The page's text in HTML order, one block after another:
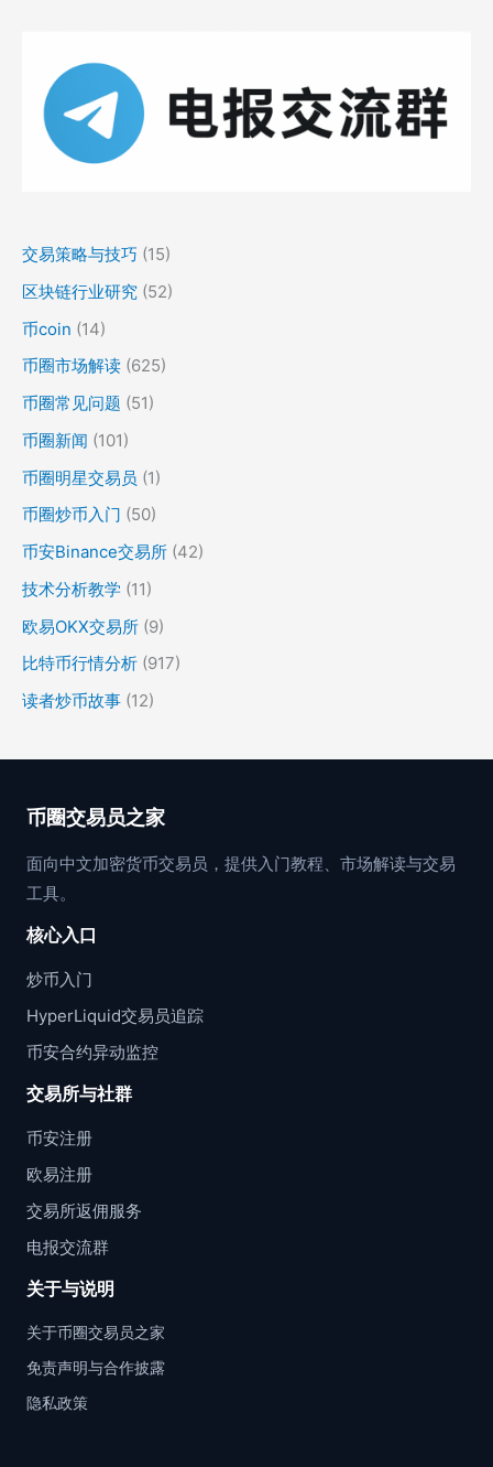
交易策略与技巧 (15)
区块链行业研究 (52)
币coin (14)
币圈市场解读 (625)
币圈常见问题 (51)
币圈新闻 (101)
币圈明星交易员 (1)
币圈炒币入门 (50)
币安Binance交易所 (42)
技术分析教学 (11)
欧易OKX交易所 (9)
比特币行情分析 (917)
读者炒币故事 (12)
币圈交易员之家
面向中文加密货币交易员，提供入门教程、市场解读与交易
工具。
核心入口
炒币入门
HyperLiquid交易员追踪
币安合约异动监控
交易所与社群
币安注册
欧易注册
交易所返佣服务
电报交流群
关于与说明
关于币圈交易员之家
免责声明与合作披露
隐私政策